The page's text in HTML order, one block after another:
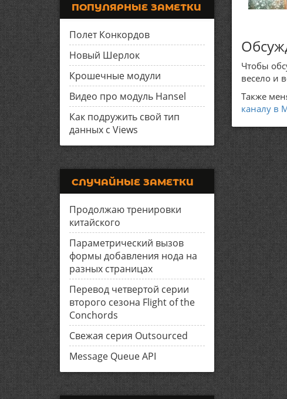
Чтобы
весело и
Также
каналу в
ПОПУЛЯРНЫЕ ЗАМЕТКИ
Полет Конкордов
Новый Шерлок
Крошечные модули
Видео про модуль Hansel
Как подружить свой тип
данных с Views
СЛУЧАЙНЫЕ ЗАМЕТКИ
Продолжаю тренировки
китайского
Параметрический вызов
формы добавления нода на
разных страницах
Перевод четвертой серии
второго сезона Flight of the
Conchords
Свежая серия Outsourced
Message Queue API